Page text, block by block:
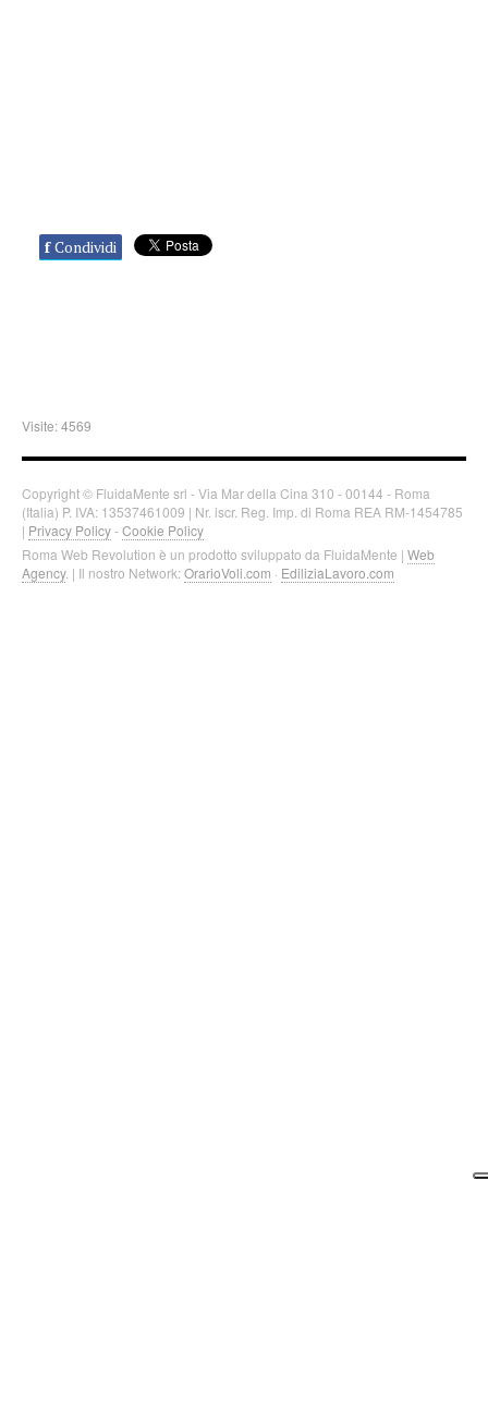
f Condividi
Visite: 4569
Copyright © FluidaMente srl - Via Mar della Cina 310 - 00144 - Roma
(Italia) P. IVA: 13537461009 | Nr. iscr. Reg. Imp. di Roma REA RM-1454785
| Privacy Policy-Cookie Policy
Roma Web Revolution è un prodotto sviluppato da FluidaMente | Web
Agency. | Il nostro Network: OrarioVoli.com · EdiliziaLavoro.com